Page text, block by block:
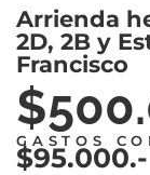
Arrienda
2D, 2B y
Francisco
GASTOS
$95.000.-